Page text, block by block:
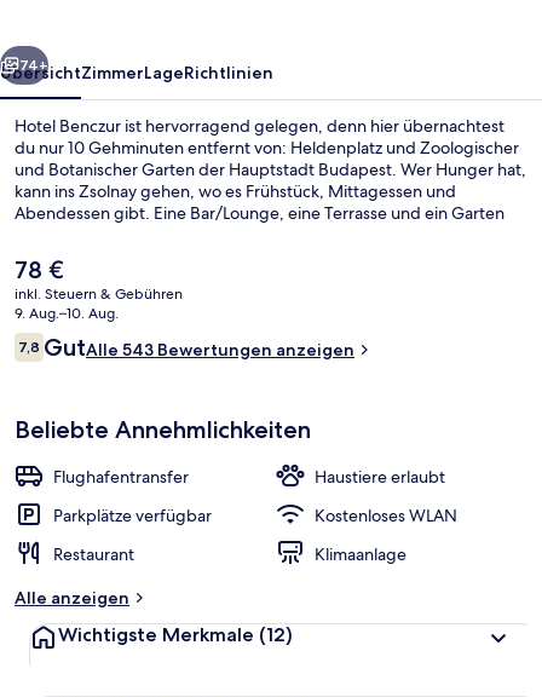
Weiter
74+
ÜbersichtZimmerLageRichtlinien
Hotel Benczur ist hervorragend gelegen, denn hier übernachtest
du nur 10 Gehminuten entfernt von: Heldenplatz und Zoologischer
und Botanischer Garten der Hauptstadt Budapest. Wer Hunger hat,
kann ins Zsolnay gehen, wo es Frühstück, Mittagessen und
Abendessen gibt. Eine Bar/Lounge, eine Terrasse und ein Garten
das hilfsbereite Personal zu berichten. Die öffentlichen
Verkehrsmittel sind nur einen kurzen Fußmarsch entfernt: Zur
Station Heldenplatz sind es 5 Minuten und zur Station Bajza út 5
Minuten.
Der
aktuelle
Preis
beträgt
78 €.
78 €
inkl. Steuern & Gebühren
9. Aug.–10. Aug.
Bewertungen
7,87,8 von 10.
GutAlle 543 Bewertungen anzeigen
Beliebte Annehmlichkeiten
Flughafentransfer
Haustiere erlaubt
Parkplätze verfügbar
Kostenloses WLAN
Restaurant
Klimaanlage
Alle anzeigen
Wichtigste Merkmale (12)